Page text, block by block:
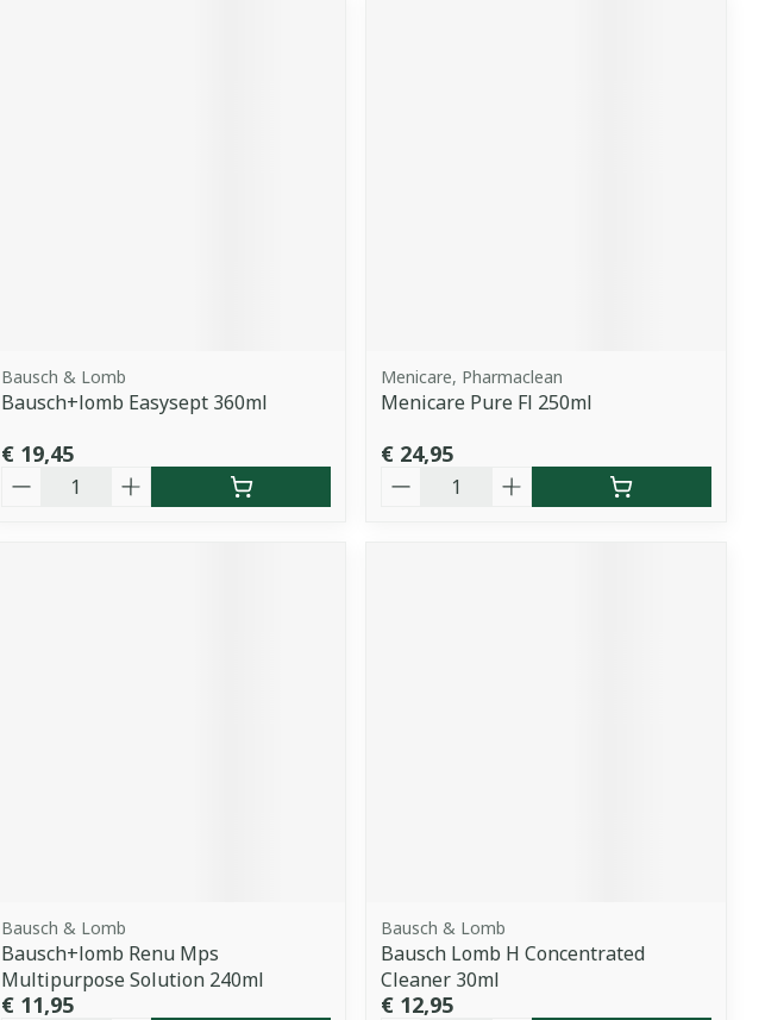
Bausch & Lomb
Bausch+lomb Easysept 360ml
€ 19,45
Menicare, Pharmaclean
Menicare Pure Fl 250ml
€ 24,95
Bausch & Lomb
Bausch+lomb Renu Mps
Multipurpose Solution 240ml
€ 11,95
Bausch & Lomb
Bausch Lomb H Concentrated
Cleaner 30ml
€ 12,95